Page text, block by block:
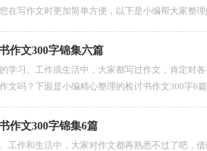
在写作文时更加简单方便，以下是小编帮大家整
作文300字锦集六篇
学习、工作或生活中，大家都写过作文，肯定对
文吗？下面是小编精心整理的检讨书作文300字6
作文300字锦集6篇
工作和生活中，大家对作文都再熟悉不过了吧，